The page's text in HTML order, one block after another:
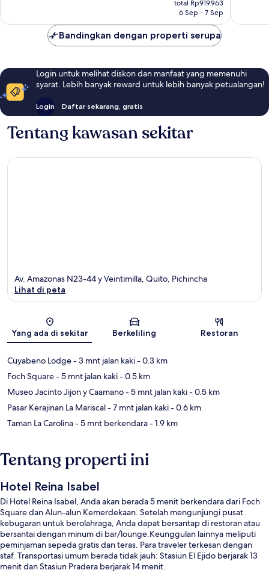
Rp919.963
total Rp919.963
6 Sep - 7 Sep
Bandingkan dengan properti serupa
Login untuk melihat diskon dan manfaat yang memenuhi
syarat. Lebih banyak reward untuk lebih banyak petualangan!
Login Daftar sekarang, gratis
Tentang kawasan sekitar
Peta
Av. Amazonas N23-44 y Veintimilla, Quito, Pichincha
Lihat di peta
Yang ada di sekitar Berkeliling Restoran
Cuyabeno Lodge- 3 mnt jalan kaki- 0.3 km
Foch Square- 5 mnt jalan kaki- 0.5 km
Museo Jacinto Jijon y Caamano- 5 mnt jalan kaki- 0.5 km
Pasar Kerajinan La Mariscal- 7 mnt jalan kaki- 0.6 km
Taman La Carolina- 5 mnt berkendara- 1.9 km
Tentang properti ini
Hotel Reina Isabel
Di Hotel Reina Isabel, Anda akan berada 5 menit berkendara dari Foch
Square dan Alun-alun Kemerdekaan. Setelah mengunjungi pusat
kebugaran untuk berolahraga, Anda dapat bersantap di restoran atau
bersantai dengan minum di bar/lounge.Keunggulan lainnya meliputi
peminjaman sepeda gratis dan teras. Para traveler terkesan dengan
staf. Transportasi umum berada tidak jauh: Stasiun El Ejido berjarak 13
menit dan Stasiun Pradera berjarak 14 menit.